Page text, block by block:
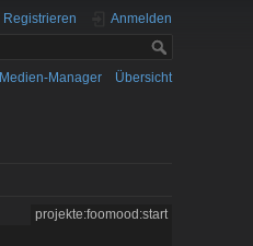
Registrieren Anmelden
Medien-Manager Übersicht
projekte:foomood:start